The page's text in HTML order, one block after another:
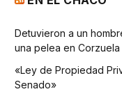
Detuvieron a un
una pelea en Corzuela
«Ley de Propiedad
Senado»